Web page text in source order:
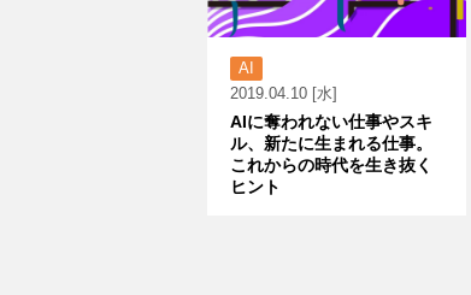
AI
2019.04.10 [水]
AIに奪われない仕事やスキ
ル、新たに生まれる仕事。
これからの時代を生き抜く
ヒント